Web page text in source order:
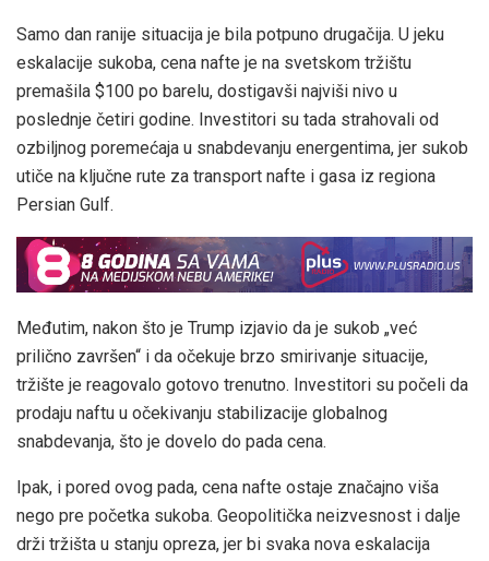
Samo dan ranije situacija je bila potpuno drugačija. U jeku
eskalacije sukoba, cena nafte je na svetskom tržištu
premašila $100 po barelu, dostigavši najviši nivo u
poslednje četiri godine. Investitori su tada strahovali od
ozbiljnog poremećaja u snabdevanju energentima, jer sukob
utiče na ključne rute za transport nafte i gasa iz regiona
Persian Gulf.
Međutim, nakon što je Trump izjavio da je sukob „već
prilično završen“ i da očekuje brzo smirivanje situacije,
tržište je reagovalo gotovo trenutno. Investitori su počeli da
prodaju naftu u očekivanju stabilizacije globalnog
snabdevanja, što je dovelo do pada cena.
Ipak, i pored ovog pada, cena nafte ostaje značajno viša
nego pre početka sukoba. Geopolitička neizvesnost i dalje
drži tržišta u stanju opreza, jer bi svaka nova eskalacija